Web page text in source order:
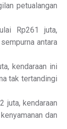
petualangan
Rp261 juta,
antara
kendaraan ini
tak tertandingi
juta, kendaraan
dan